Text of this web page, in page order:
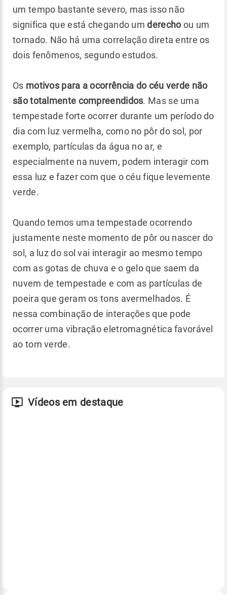
um tempo bastante severo, mas isso não
significa que está chegando umderechoou um
tornado. Não há uma correlação direta entre os
dois fenômenos, segundo estudos.
Os motivos para a ocorrência do céu verde não
são totalmente compreendidos. Mas se uma
tempestade forte ocorrer durante um período do
dia com luz vermelha, como no pôr do sol, por
exemplo, partículas da água no ar, e
especialmente na nuvem, podem interagir com
essa luz e fazer com que o céu fique levemente
verde.
Quando temos uma tempestade ocorrendo
justamente neste momento de pôr ou nascer do
sol, a luz do sol vai interagir ao mesmo tempo
com as gotas de chuva e o gelo que saem da
nuvem de tempestade e com as partículas de
poeira que geram os tons avermelhados. É
nessa combinação de interações que pode
ocorrer uma vibração eletromagnética favorável
ao tom verde.
Vídeos em destaque